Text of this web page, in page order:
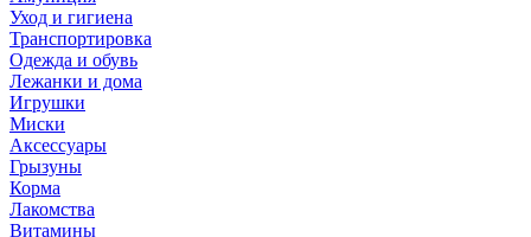
Уход и гигиена
Транспортировка
Одежда и обувь
Лежанки и дома
Игрушки
Миски
Аксессуары
Грызуны
Корма
Лакомства
Витамины